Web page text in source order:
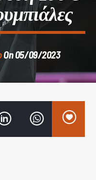
On 05/09/2023